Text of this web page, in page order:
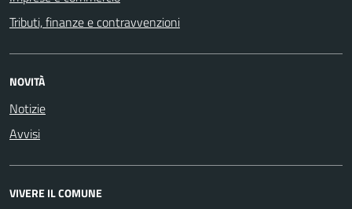
Tributi, finanze e contravvenzioni
NOVITÀ
Notizie
Avvisi
VIVERE IL COMUNE